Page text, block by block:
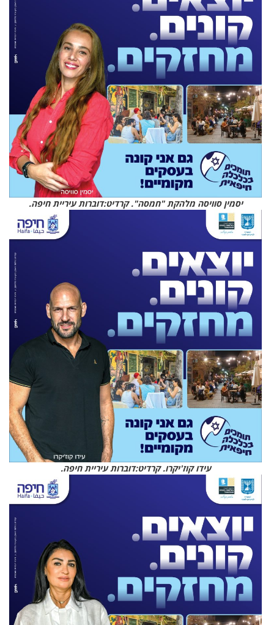
יסמין סוויסה מלהקת "חמסה". קרדיט:דוברות עיריית חיפה.
עידו קוז'יקרו. קרדיט:דוברות עיריית חיפה.